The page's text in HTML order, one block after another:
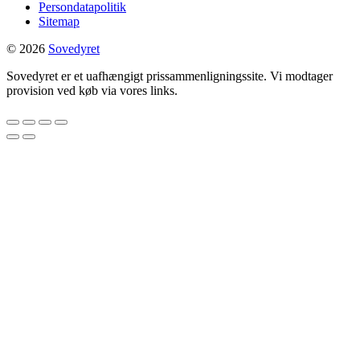
Persondatapolitik
Sitemap
© 2026 Sovedyret
Sovedyret er et uafhængigt prissammenligningssite. Vi modtager
provision ved køb via vores links.